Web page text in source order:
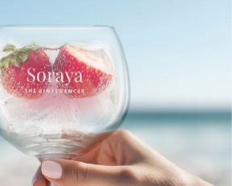
de +15 000 avis)
Les clients nous attribuent
Google Reviews (total de tous les
présents).
gratuite